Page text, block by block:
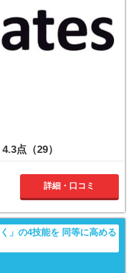
4.3点（29）
詳細・口コミ
」の4技能を 同等に高める